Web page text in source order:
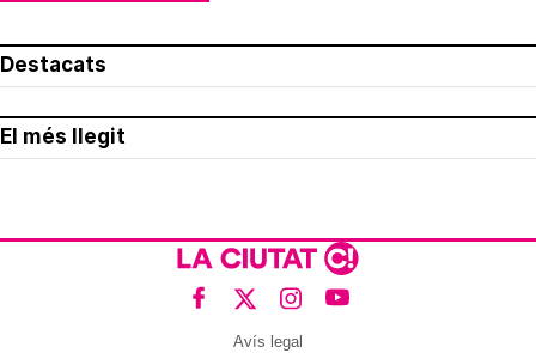
Destacats
El més llegit
Avís legal